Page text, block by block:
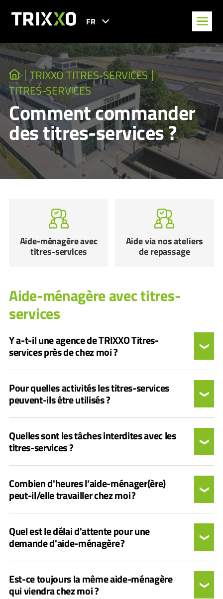
FR
TRIXXO TITRES-SERVICES
TITRES-SERVICES
Comment commander
des titres-services ?
Aide-ménagère avec
titres-services
Aide via nos ateliers
de repassage
Aide-ménagère avec titres-
services
Y a-t-il une agence de TRIXXO Titres-
services près de chez moi ?
Pour quelles activités les titres-services
peuvent-ils être utilisés ?
Quelles sont les tâches interdites avec les
titres-services ?
Combien d'heures l’aide-ménager(ère)
peut-il/elle travailler chez moi ?
Quel est le délai d'attente pour une
demande d'aide-ménagère ?
Est-ce toujours la même aide-ménagère
qui viendra chez moi ?